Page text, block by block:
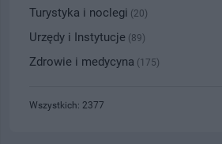
Turystyka i noclegi (20)
Urzędy i Instytucje (89)
Zdrowie i medycyna (175)
Wszystkich: 2377